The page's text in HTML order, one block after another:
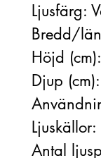
Ljusfärg:
Bredd/
Höjd
Djup
Ljuskällor:
Antal